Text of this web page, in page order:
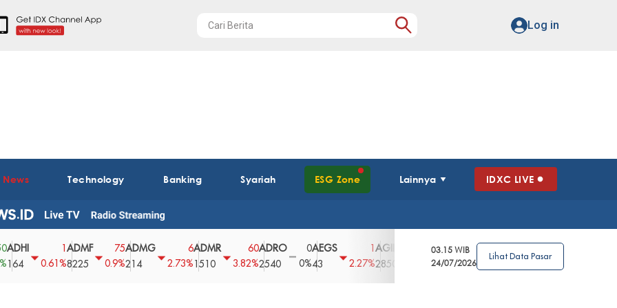
Log in
Technology Banking Syariah ESG Zone Lainnya IDXC LIVE
0.61%
ADMF
8225
75
0.9%
ADMG
214
2.73%
ADMR
1510
60
3.82%
ADRO
2540
0
0%
AEGS
2.27% 2850
100
3.39%
AGRO
4
2.63%
AGRS
62
0%
03.15 WIB
24/07/2026
Lihat Data Pasar